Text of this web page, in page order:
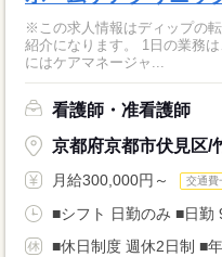
※この求人情報はディップの
紹介になります。 1日の業務
にはケアマネージャ...
看護師・准看護師
京都府京都市伏見区/
月給300,000円～ 交通費
■シフト 日勤のみ ■日勤
■休日制度 週休2日制 ■